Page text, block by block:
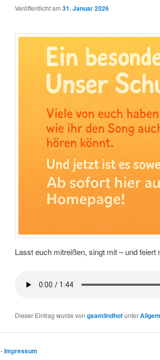
Veröffentlicht am31. Januar 2026
Lasst euch mitreißen, singt mit – und
Dieser Eintrag wurde vongsamlindhofunter
-Impressum